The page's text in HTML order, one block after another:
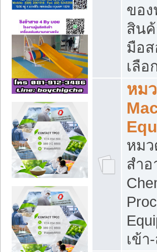
ขอ
สิน
มือส
เลือ
หม
หมว
สำ
เข้